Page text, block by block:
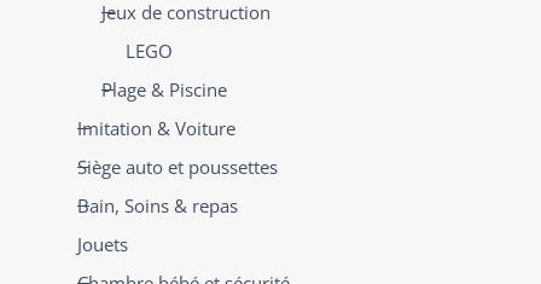
Jeux de construction
LEGO
Plage & Piscine
Imitation & Voiture
Siège auto et poussettes
Bain, Soins & repas
Jouets